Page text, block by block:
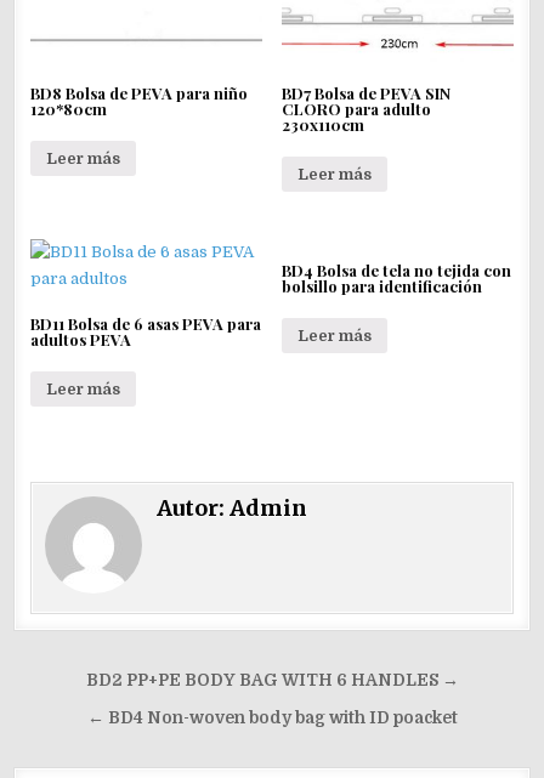
BD8 Bolsa de PEVA para niño
120*80cm
Leer más
BD7 Bolsa de PEVA SIN
CLORO para adulto
230x110cm
Leer más
BD11 Bolsa de 6 asas PEVA para
adultos PEVA
Leer más
BD4 Bolsa de tela no tejida con
bolsillo para identificación
Leer más
Autor:Admin
Navegación
BD2 PP+PE BODY BAG WITH 6 HANDLES →
← BD4 Non-woven body bag with ID poacket